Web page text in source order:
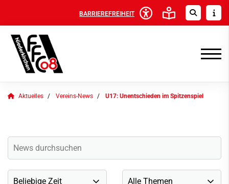
BARRIEREFREIHEIT
Aktuelles Vereins-News U17: Unentschieden im Spitzenspiel